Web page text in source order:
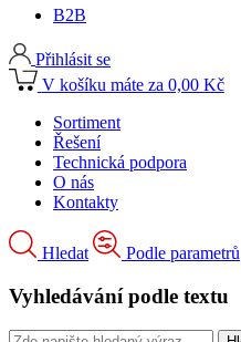
B2B
Přihlásit se
V košíku máte za 0,00 Kč
Sortiment
Řešení
Technická podpora
O nás
Kontakty
Hledat Podle parametrů
Vyhledávání podle textu